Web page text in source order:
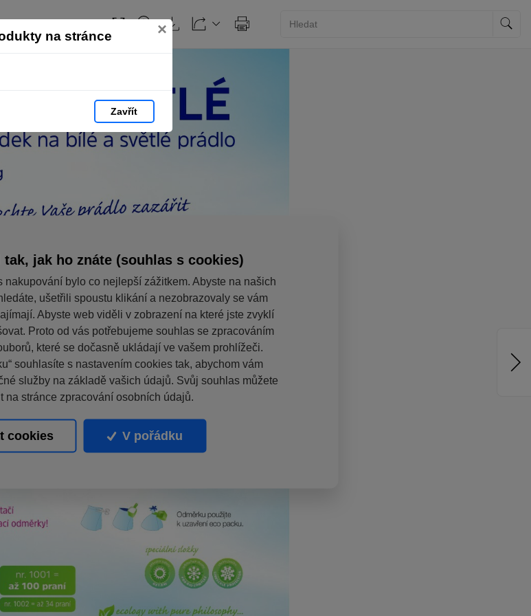
na stránce ×
Zavřít
jak ho znáte (souhlas s cookies)
nakupování bylo co nejlepší zážitkem. Abyste na našich
ušetřili spoustu klikání a nezobrazovaly se vám
Abyste web viděli v zobrazení na které jste zvyklí
Proto od vás potřebujeme souhlas se zpracováním
které se dočasně ukládají ve vašem prohlížeči.
souhlasíte s nastavením cookies tak, abychom vám
služby na základě vašich údajů. Svůj souhlas můžete
na stránce zpracování osobních údajů.
cookies V pořádku